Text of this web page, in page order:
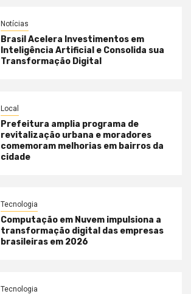
Notícias
Brasil Acelera Investimentos em
Inteligência Artificial e Consolida sua
Transformação Digital
Local
Prefeitura amplia programa de
revitalização urbana e moradores
comemoram melhorias em bairros da
cidade
Tecnologia
Computação em Nuvem impulsiona a
transformação digital das empresas
brasileiras em 2026
Tecnologia